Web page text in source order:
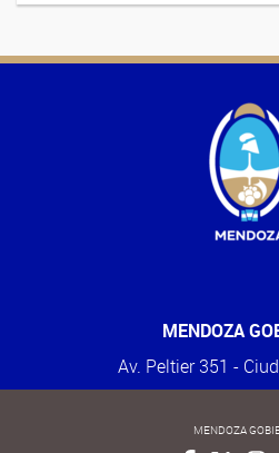
MENDOZA
Av. Peltier 351 -
MENDOZA